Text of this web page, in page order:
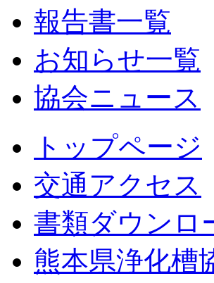
報告書一覧
お知らせ一覧
協会ニュース
トップページ
交通アクセス
書類ダウンロ
熊本県浄化槽